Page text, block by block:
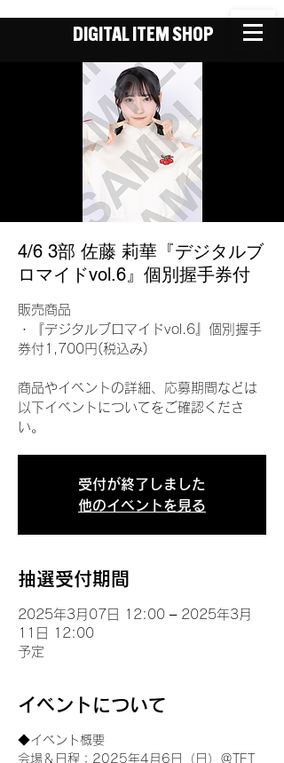
DIGITAL ITEM SHOP
4/6 3部 佐藤 莉華『デジタルブ
ロマイドvol.6』個別握手券付
販売商品
・『デジタルブロマイドvol.6』個別握手
券付1,700円(税込み)
商品やイベントの詳細、応募期間などは
以下イベントについてをご確認くださ
い。
受付が終了しました
他のイベントを見る
抽選受付期間
2025年3月07日 12:00 – 2025年3月
11日 12:00
予定
イベントについて
◆イベント概要
会場＆日程：2025年4月6日（日）＠TFT